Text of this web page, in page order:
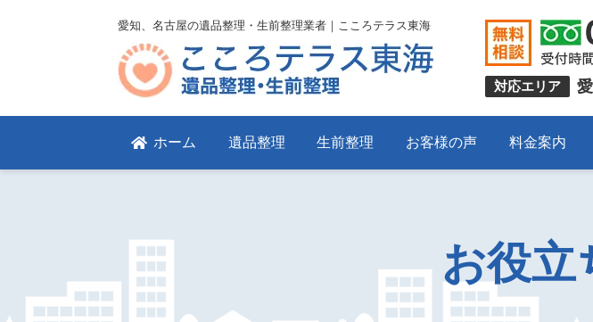
愛知、名古屋の遺品整理・生前整理業者｜こころテラス東海
対応エリア
ホーム 遺品整理 生前整理 お客様の声 料金案内
お役立